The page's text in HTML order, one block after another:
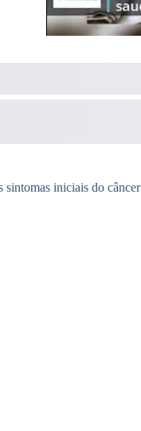
sintomas iniciais do